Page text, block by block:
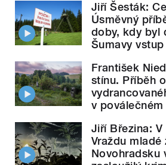
Jiří Šesták:
Úsměvný
doby, kdy byl
Šumavy
František
stínu. Příběh
v
Jiří Březina:
Vraždu mladé
Novohradsku